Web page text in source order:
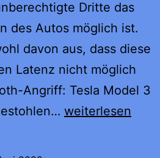
Dritte das
des Autos möglich ist.
davon aus, dass diese
Latenz nicht möglich
Angriff: Tesla Model 3
The
weiterlesen